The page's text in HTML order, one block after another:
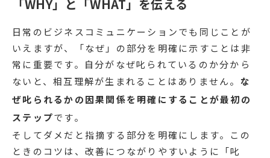
「WHY」と「WHAT」を伝える
日常のビジネスコミュニケーションでも同じことが
いえますが、「なぜ」の部分を明確に示すことは非
常に重要です。自分がなぜ叱られているのか分から
ないと、相互理解が生まれることはありません。 な
ぜ叱られるかの因果関係を明確にすることが最初の
ステップです。
そしてダメだと指摘する部分を明確にします。この
ときのコツは、改善につながりやすいように「叱